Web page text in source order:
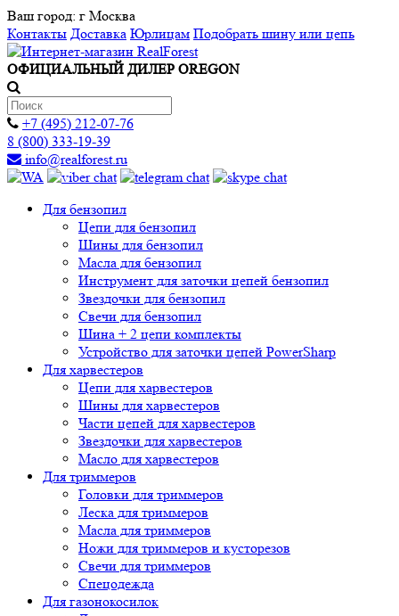
Ваш город: г Москва
Контакты Доставка Юрлицам Подобрать шину или цепь
ОФИЦИАЛЬНЫЙ ДИЛЕР OREGON
+7 (495) 212-07-76
8 (800) 333-19-39
info@realforest.ru
Для бензопил
Цепи для бензопил
Шины для бензопил
Масла для бензопил
Инструмент для заточки цепей бензопил
Звездочки для бензопил
Свечи для бензопил
Шина + 2 цепи комплекты
Устройство для заточки цепей PowerSharp
Для харвестеров
Цепи для харвестеров
Шины для харвестеров
Части цепей для харвестеров
Звездочки для харвестеров
Масло для харвестеров
Для триммеров
Головки для триммеров
Леска для триммеров
Масла для триммеров
Ножи для триммеров и кусторезов
Свечи для триммеров
Спецодежда
Для газонокосилок